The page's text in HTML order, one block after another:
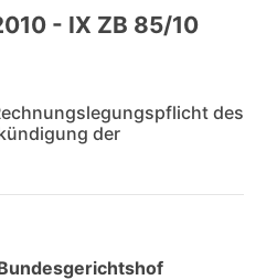
- IX ZB 85/10
des
der